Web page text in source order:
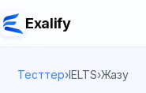
Exalify
Тесттер›IELTS›Жазу